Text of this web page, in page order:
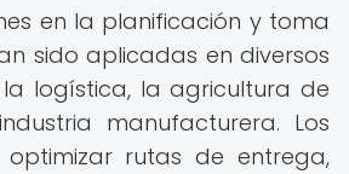
en la planificación y toma
sido aplicadas en diversos
logística, la agricultura de
manufacturera. Los
rutas de entrega,